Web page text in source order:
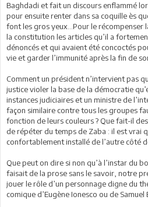
Baghdadi et fait un discours enflammé
pour ensuite renter dans sa coquille ès
font les gros yeux…Pour le récompenser
la constitution les articles qu’il a
dénoncés et qui avaient été concoctés
vie et garder l’immunité après la fin de
Comment un président n’intervient pas
justice violer la base de la démocratie
instances judiciaires et un ministre de
façon similaire contre tous les groupes
fonction de leurs couleurs ? Que fait-il
de répéter du temps de Zaba : il est vrai
confortablement installé de l’autre côté
Que peut on dire si non qu’à l’instar du
faisait de la prose sans le savoir, notre
jouer le rôle d’un personnage digne du
comique d’Eugène Ionesco ou de Samuel